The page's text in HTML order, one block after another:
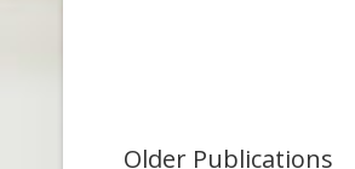
Older Publications